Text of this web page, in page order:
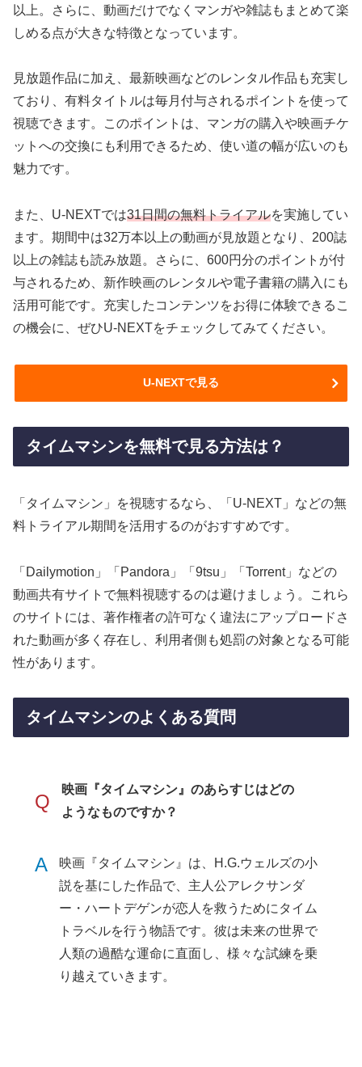
以上。さらに、動画だけでなくマンガや雑誌もまとめて楽
しめる点が大きな特徴となっています。
見放題作品に加え、最新映画などのレンタル作品も充実し
ており、有料タイトルは毎月付与されるポイントを使って
視聴できます。このポイントは、マンガの購入や映画チケ
ットへの交換にも利用できるため、使い道の幅が広いのも
魅力です。
また、U-NEXTでは31日間の無料トライアルを実施してい
ます。期間中は32万本以上の動画が見放題となり、200誌
以上の雑誌も読み放題。さらに、600円分のポイントが付
与されるため、新作映画のレンタルや電子書籍の購入にも
活用可能です。充実したコンテンツをお得に体験できるこ
の機会に、ぜひU-NEXTをチェックしてみてください。
U-NEXTで見る
タイムマシンを無料で見る方法は？
「タイムマシン」を視聴するなら、「U-NEXT」などの無
料トライアル期間を活用するのがおすすめです。
「Dailymotion」「Pandora」「9tsu」「Torrent」などの
動画共有サイトで無料視聴するのは避けましょう。これら
のサイトには、著作権者の許可なく違法にアップロードさ
れた動画が多く存在し、利用者側も処罰の対象となる可能
性があります。
タイムマシンのよくある質問
Q
映画『タイムマシン』のあらすじはどの
ようなものですか？
A
映画『タイムマシン』は、H.G.ウェルズの小
説を基にした作品で、主人公アレクサンダ
ー・ハートデゲンが恋人を救うためにタイム
トラベルを行う物語です。彼は未来の世界で
人類の過酷な運命に直面し、様々な試練を乗
り越えていきます。